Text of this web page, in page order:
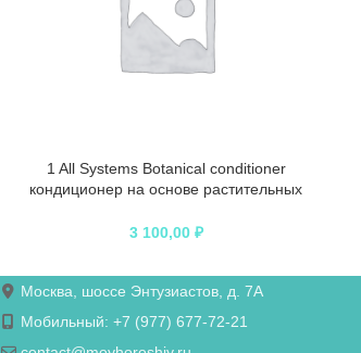
1 All Systems Botanical conditioner
кондиционер на основе растительных
3 100,00 ₽
Москва, шоссе Энтузиастов, д. 7А
Мобильный: +7 (977) 677-72-21